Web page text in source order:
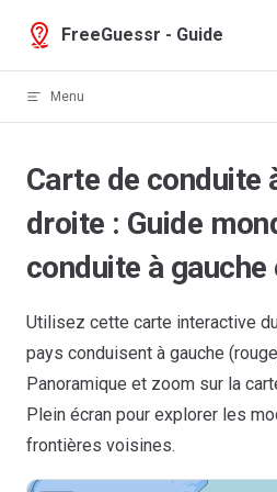
Skip to content
FreeGuessr - Guide
Menu
Carte de conduite
droite : Guide
conduite à
Utilisez cette carte interactive
pays conduisent à gauche
Panoramique et zoom sur la
Plein écran pour explorer les
frontières voisines.